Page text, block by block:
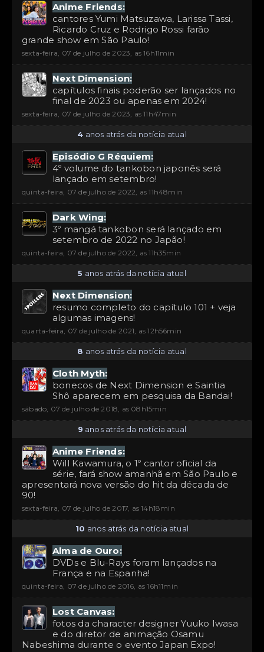
Anime Friends:
cantores Yumi Matsuzawa, Larissa Tassi,
Ricardo Cruz e Rodrigo Rossi farão
grande show em São Paulo!
sexta-feira, 07 de julho de 2023, as 16h11min
Next Dimension:
capítulos finais poderão ser lançados no
final de 2023 ou apenas em 2024!
sexta-feira, 07 de julho de 2023, as 11h47min
4 anos atrás da notícia atual
Episódio G Réquiem:
4º volume do tankobon japonês será
lançado em setembro!
quinta-feira, 07 de julho de 2022, as 11h48min
Dark Wing:
3º mangá tankobon será lançado em
setembro de 2022 no Japão!
quinta-feira, 07 de julho de 2022, as 11h35min
5 anos atrás da notícia atual
Next Dimension:
resumo completo do capítulo 101 + veja
algumas imagens!
quarta-feira, 07 de julho de 2021, as 12h56min
8 anos atrás da notícia atual
Cloth Myth:
bonecos de Next Dimension e Saintia
Shô aparecem em pesquisa da Bandai!
sábado, 07 de julho de 2018, as 08h15min
9 anos atrás da notícia atual
Anime Friends:
Will Kawamura, o 1º cantor oficial da
série, fará show amanhã em São Paulo e
apresentará nova versão do hit da década de
90!
sexta-feira, 07 de julho de 2017, as 14h18min
10 anos atrás da notícia atual
Alma de Ouro:
DVDs e Blu-Rays foram lançados na
França e na Espanha!
quinta-feira, 07 de julho de 2016, as 16h11min
Lost Canvas:
fotos da character designer Yuuko Iwasa
e do diretor de animação Osamu
Nabeshima durante o evento Japan Expo!